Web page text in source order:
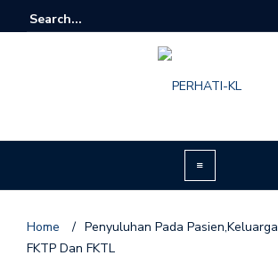
Home / Penyuluhan Pada
FKTP Dan FKTL